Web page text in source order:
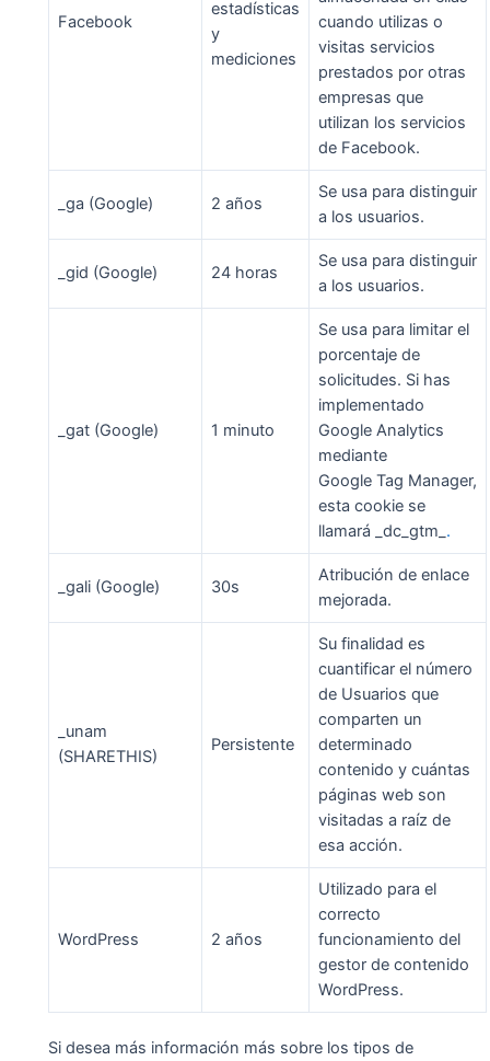
Facebook
estadísticas
y
mediciones
cuando utilizas o
visitas servicios
prestados por otras
empresas que
utilizan los servicios
de Facebook.
_ga (Google) 2 años
Se usa para distinguir
a los usuarios.
_gid (Google) 24 horas
Se usa para distinguir
a los usuarios.
_gat (Google) 1 minuto
Se usa para limitar el
porcentaje de
solicitudes. Si has
implementado
Google Analytics
mediante
Google Tag Manager,
esta cookie se
llamará _dc_gtm_ .
_gali (Google) 30s
Atribución de enlace
mejorada.
_unam
(SHARETHIS)
Persistente
Su finalidad es
cuantificar el número
de Usuarios que
comparten un
determinado
contenido y cuántas
páginas web son
visitadas a raíz de
esa acción.
WordPress 2 años
Utilizado para el
correcto
funcionamiento del
gestor de contenido
WordPress.
Si desea más información más sobre los tipos de